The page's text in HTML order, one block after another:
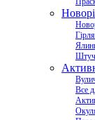
Все